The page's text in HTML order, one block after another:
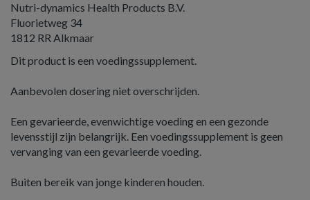
Nutri-dynamics Health Products B.V.
Fluorietweg 34
1812 RR Alkmaar
Dit product is een voedingssupplement.
Aanbevolen dosering niet overschrijden.
Een gevarieerde, evenwichtige voeding en een gezonde
levensstijl zijn belangrijk. Een voedingssupplement is geen
vervanging van een gevarieerde voeding.
Buiten bereik van jonge kinderen houden.